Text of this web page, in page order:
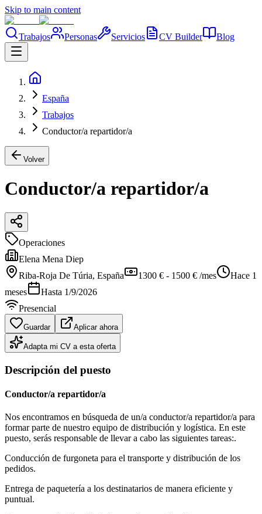
Skip to main content
Trabajos Personas Servicios CV Builder Blog
España
Trabajos
Conductor/a repartidor/a
Volver
Conductor/a repartidor/a
Operaciones
Elena Mena Diep
Riba-Roja De Túria, España 1300 € - 1500 € /mes
Hace 1
meses
Hasta 1/9/2026
Presencial
Guardar Aplicar ahora
Adapta mi CV a esta oferta
Descripción del puesto
Conductor/a repartidor/a
Nos encontramos en búsqueda de un/a conductor/a repartidor/a para
formar parte de nuestro equipo de distribución y logística. En este
puesto, serás responsable de llevar a cabo las siguientes tareas:.
Conducción de furgoneta para el transporte y distribución de los
pedidos.
Entrega de paquetería a los destinatarios de manera eficiente y
puntual.